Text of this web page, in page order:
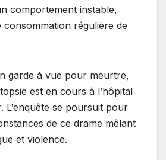
comportement instable,
régulière de
garde à vue pour meurtre,
est en cours à l’hôpital
L’enquête se poursuit pour
de ce drame mêlant
et violence.